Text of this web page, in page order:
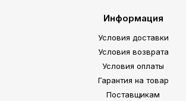
Информация
Условия доставки
Условия возврата
Условия оплаты
Гарантия на товар
Поставщикам